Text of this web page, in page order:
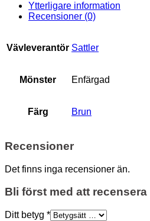
Ytterligare information
Recensioner (0)
Vävleverantör Sattler
Mönster Enfärgad
Färg Brun
Recensioner
Det finns inga recensioner än.
Bli först med att recensera
Ditt betyg *